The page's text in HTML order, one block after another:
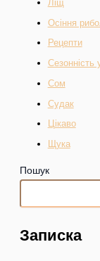
Ліщ
Осіння
Рецепти
Сезонність
Сом
Судак
Цікаво
Щука
Пошук
Записка